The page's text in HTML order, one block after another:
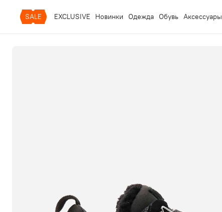
SALE EXCLUSIVE Новинки Одежда Обувь Аксессуары